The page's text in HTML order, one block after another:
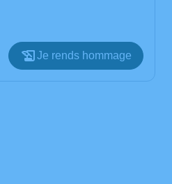
Je rends hommage